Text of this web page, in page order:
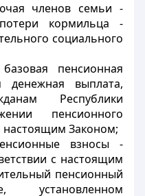
членов семьи -
кормильца -
социального
пенсионная
денежная выплата,
Республики
пенсионного
настоящим Законом;
взносы -
с настоящим
пенсионный